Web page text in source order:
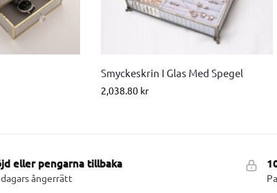
Smyckeskrin I Glas Med Spegel
2,038.80 kr
eller pengarna tillbaka
ångerrätt